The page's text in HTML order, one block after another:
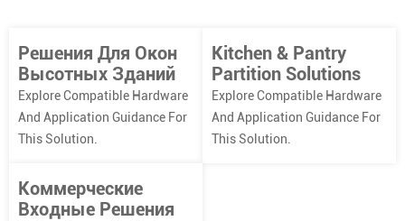
Решения Для Окон
Высотных Зданий
Explore Compatible Hardware
And Application Guidance For
This Solution.
Kitchen & Pantry
Partition Solutions
Explore Compatible Hardware
And Application Guidance For
This Solution.
Коммерческие
Входные Решения